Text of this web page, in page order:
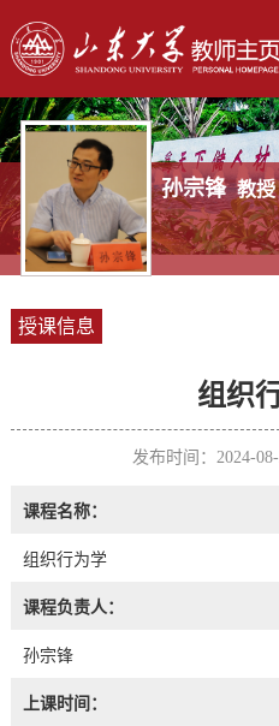
孙宗锋 教授
授课信息
组织
发布时间：2024-
课程名称：
组织行为学
课程负责人：
孙宗锋
上课时间：